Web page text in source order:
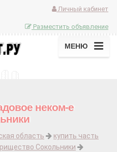
Личный кабинет
Разместить объявление
МЕНЮ
неком-е
область
купить часть
Сокольники